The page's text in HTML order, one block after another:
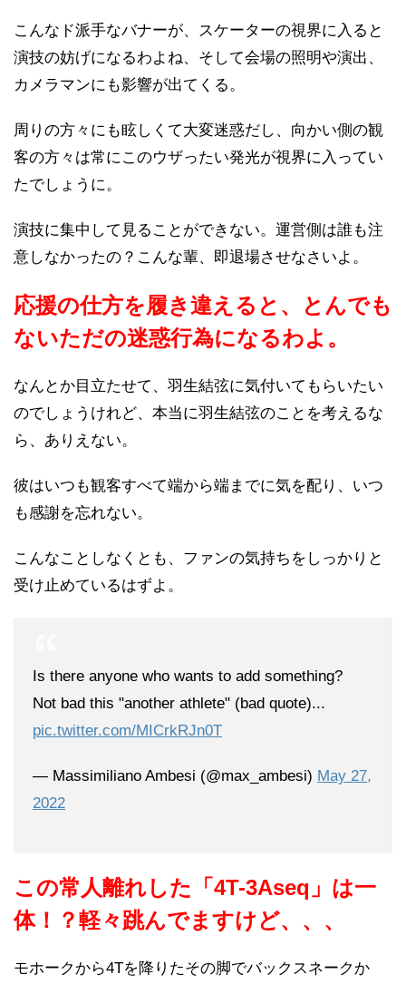
こんなド派手なバナーが、スケーターの視界に入ると
演技の妨げになるわよね、そして会場の照明や演出、
カメラマンにも影響が出てくる。
周りの方々にも眩しくて大変迷惑だし、向かい側の観
客の方々は常にこのウザったい発光が視界に入ってい
たでしょうに。
演技に集中して見ることができない。運営側は誰も注
意しなかったの？こんな輩、即退場させなさいよ。
応援の仕方を履き違えると、とんでも
ないただの迷惑行為になるわよ。
なんとか目立たせて、羽生結弦に気付いてもらいたい
のでしょうけれど、本当に羽生結弦のことを考えるな
ら、ありえない。
彼はいつも観客すべて端から端までに気を配り、いつ
も感謝を忘れない。
こんなことしなくとも、ファンの気持ちをしっかりと
受け止めているはずよ。
Is there anyone who wants to add something?
Not bad this "another athlete" (bad quote)...
pic.twitter.com/MICrkRJn0T
— Massimiliano Ambesi (@max_ambesi) May 27,
2022
この常人離れした「4T-3Aseq」は一
体！？軽々跳んでますけど、、、
モホークから4Tを降りたその脚でバックスネークか